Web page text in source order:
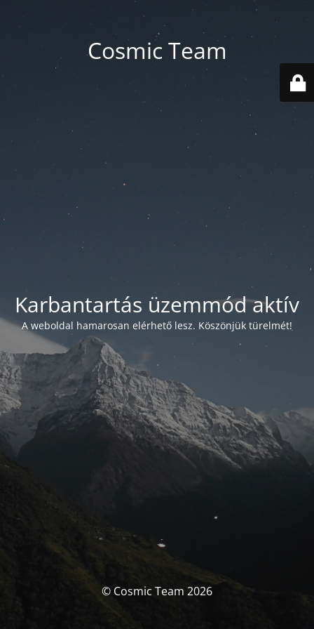
Cosmic Team
Karbantartás üzemmód aktív
A weboldal hamarosan elérhető lesz. Köszönjük türelmét!
© Cosmic Team 2026